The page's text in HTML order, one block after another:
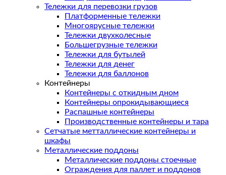
Тележки для перевозки грузов
Платформенные тележки
Многоярусные тележки
Тележки двухколесные
Большегрузные тележки
Тележки для бутылей
Тележки для денег
Тележки для баллонов
Контейнеры
Контейнеры с откидным дном
Контейнеры опрокидывающиеся
Распашные контейнеры
Производственные контейнеры и тара
Сетчатые метталлические контейнеры и
шкафы
Металлические поддоны
Металлические поддоны стоечные
Ограждения для паллет и поддонов